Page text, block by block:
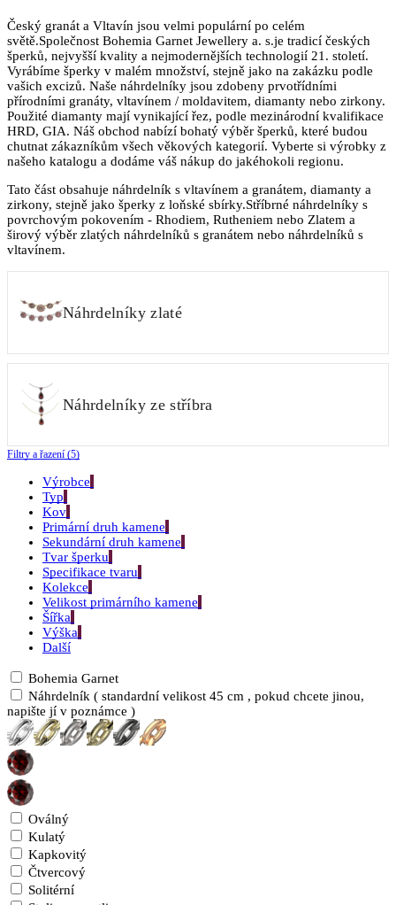
Český granát a Vltavín jsou velmi populární po celém
světě.Společnost Bohemia Garnet Jewellery a. s.je tradicí českých
šperků, nejvyšší kvality a nejmodernějších technologií 21. století.
Vyrábíme šperky v malém množství, stejně jako na zakázku podle
vašich excizů. Naše náhrdelníky jsou zdobeny prvotřídními
přírodními granáty, vltavínem / moldavitem, diamanty nebo zirkony.
Použité diamanty mají vynikající řez, podle mezinárodní kvalifikace
HRD, GIA. Náš obchod nabízí bohatý výběr šperků, které budou
chutnat zákazníkům všech věkových kategorií. Vyberte si výrobky z
našeho katalogu a dodáme váš nákup do jakéhokoli regionu.
Tato část obsahuje náhrdelník s vltavínem a granátem, diamanty a
zirkony, stejně jako šperky z loňské sbírky.Stříbrné náhrdelníky s
povrchovým pokovením - Rhodiem, Rutheniem nebo Zlatem a
širový výběr zlatých náhrdelníků s granátem nebo náhrdelníků s
vltavínem.
Náhrdelníky zlaté
Náhrdelníky ze stříbra
Filtry a řazení (5)
Výrobce
Typ
Kov
Primární druh kamene
Sekundární druh kamene
Tvar šperku
Specifikace tvaru
Kolekce
Velikost primárního kamene
Šířka
Výška
Další
Bohemia Garnet
Náhrdelník ( standardní velikost 45 cm , pokud chcete jinou,
napište jí v poznámce )
Oválný
Kulatý
Kapkovitý
Čtvercový
Solitérní